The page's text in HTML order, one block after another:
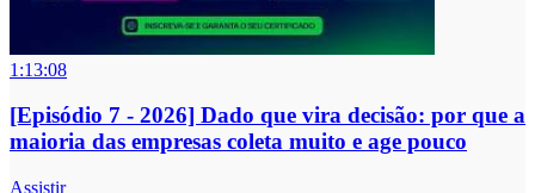
1:13:08
[Episódio 7 - 2026] Dado que vira decisão: por que a
maioria das empresas coleta muito e age pouco
Assistir